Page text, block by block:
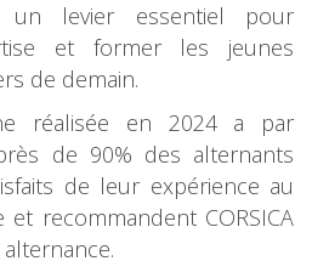
un levier essentiel pour
et former les jeunes
de demain.
réalisée en 2024 a par
de 90% des alternants
de leur expérience au
recommandent CORSICA